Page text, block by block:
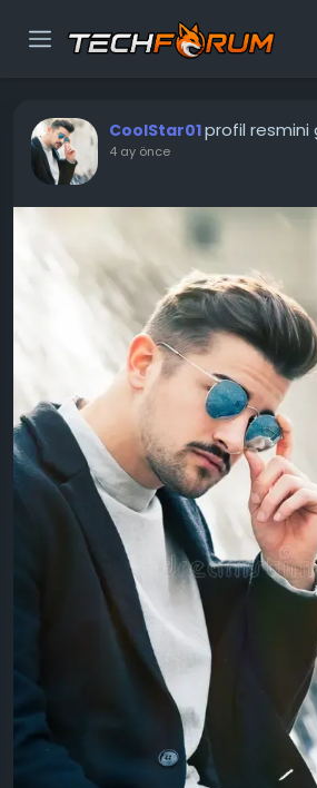
CoolStar01profil resmini
4 ay önce